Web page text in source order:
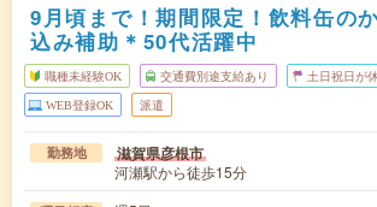
9月頃まで！期間限定！飲料缶の
込み補助＊50代活躍中
職種未経験OK 交通費別途支給あり 土日祝日が
WEB登録OK 派遣
勤務地 滋賀県彦根市
河瀬駅から徒歩15分